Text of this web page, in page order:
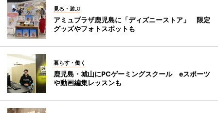
見る・遊ぶ
アミュプラザ鹿児島に「ディズニーストア」 限定
グッズやフォトスポットも
暮らす・働く
鹿児島・城山にPCゲーミングスクール eスポーツ
や動画編集レッスンも